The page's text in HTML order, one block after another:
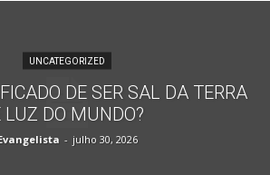
UNCATEGORIZED
DE SER SAL DA TERRA
LUZ DO MUNDO?
- julho 30, 2026